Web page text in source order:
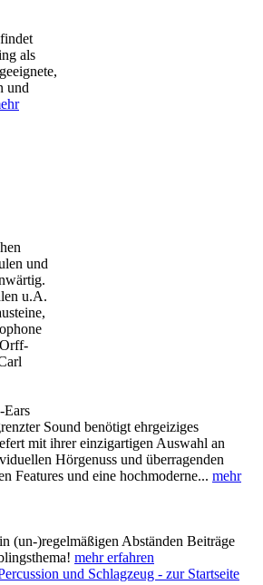
als
und
und
u.A.
Sound benötigt ehrgeiziges
mit ihrer einzigartigen Auswahl an
Hörgenuss und überragenden
Features und eine hochmoderne... mehr
(un-)regelmäßigen Abständen Beiträge
mehr erfahren